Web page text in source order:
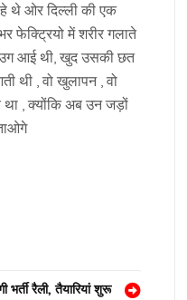
थे ओर दिल्ली की एक
फेक्ट्रियो में शरीर गलाते
आई थी, खुद उसकी छत
थी , वो खुलापन , वो
था , क्योंकि अब उन जड़ों
भर्ती रैली, तैयारियां शुरू